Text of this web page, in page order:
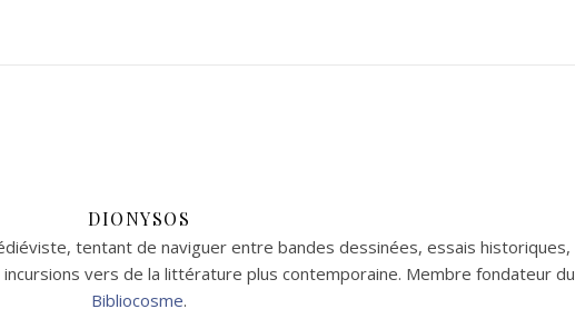
DIONYSOS
tentant de naviguer entre bandes dessinées, essais historiques,
vers de la littérature plus contemporaine. Membre fondateur du
Bibliocosme.